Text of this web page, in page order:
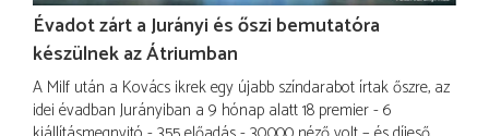
Évadot zárt a Jurányi és őszi bemutatóra
készülnek az Átriumban
A Milf után a Kovács ikrek egy újabb színdarabot írtak őszre, az
idei évadban Jurányiban a 9 hónap alatt 18 premier - 6